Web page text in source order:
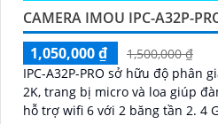
CAMERA IMOU IPC-A32P-
1,050,000 ₫
1,500,000 ₫
IPC-A32P-PRO sở hữu độ phân
2K, trang bị micro và loa giúp
hỗ trợ wifi 6 với 2 băng tần 2. 4